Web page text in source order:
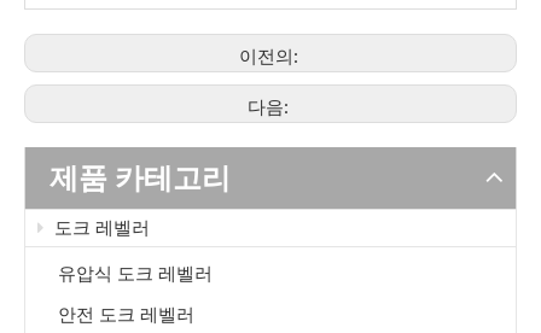
이전의:
다음:
제품 카테고리
도크 레벨러
유압식 도크 레벨러
안전 도크 레벨러